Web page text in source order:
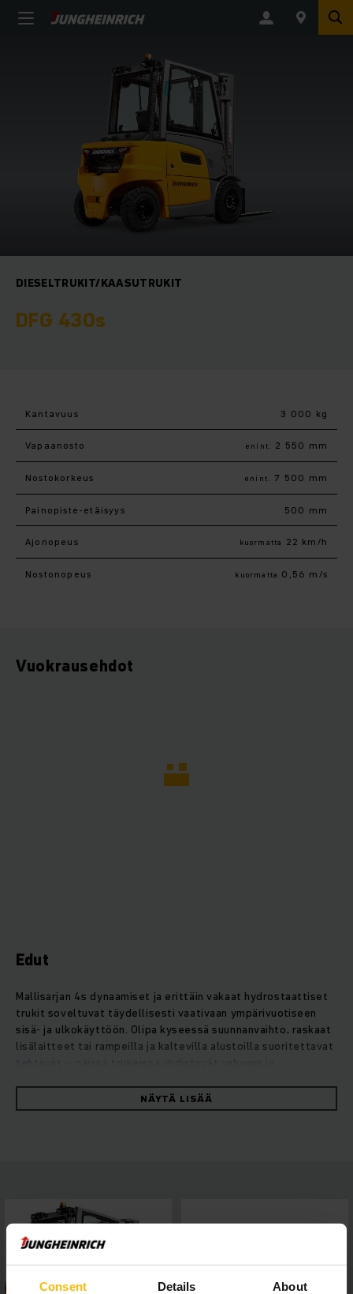
Consent Details About
DIESELTRUKIT/KAASUTRUKIT
DFG 430s
Kantavuus 3 000 kg
Vapaanosto enint. 2 550 mm
Nostokorkeus enint. 7 500 mm
Painopiste-etäisyys 500 mm
Ajonopeus kuormatta 22 km/h
Nostonopeus kuormatta 0,56 m/s
Vuokrausehdot
Edut
Mallisarjan 4s dynaamiset ja erittäin vakaat hydrostaattiset
trukit soveltuvat täydellisesti vaativaan ympärivuotiseen
sisä- ja ulkokäyttöön. Olipa kyseessä suunnanvaihto, raskaat
lisälaitteet tai rampeilla ja kaltevilla alustoilla suoritettavat
luotettava käsiteltävyys sekä erinomainen energiatehokkuus
on vakuuttavaa. Sen takaavat hydrostaattinen
vaivattomasti liitettävät, kuljettajaa avustavat järjestelmät
takaavat, että trukki mukautuu joustavasti erilaisiin
käyttötarkoituksiin. Panoraamakatto tarjoaa parhaan
näkyvyyden kaikkiin suuntiin. Se takaa turvallisen ja tarkan
työskentelyn kaikissa tilanteissa.
NÄYTÄ LISÄÄ